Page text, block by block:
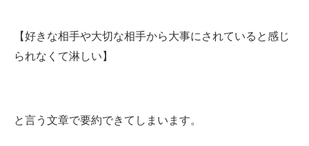
【好きな相手や大切な相手から大事にされていると感じ
られなくて淋しい】
と言う文章で要約できてしまいます。